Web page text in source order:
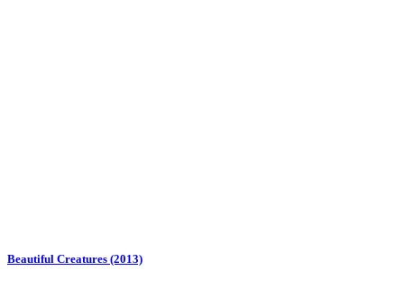
Beautiful Creatures (2013)